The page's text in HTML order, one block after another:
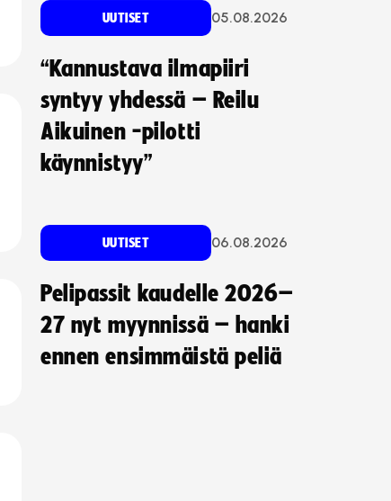
UUTISET 05.08.2026
“Kannustava ilmapiiri
syntyy yhdessä – Reilu
Aikuinen -pilotti
käynnistyy”
UUTISET 06.08.2026
Pelipassit kaudelle 2026–
27 nyt myynnissä – hanki
ennen ensimmäistä peliä